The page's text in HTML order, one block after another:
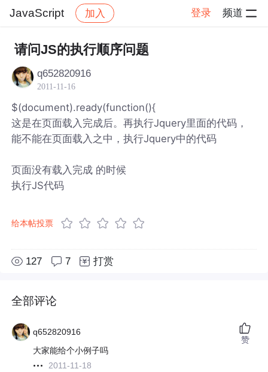
JavaScript 加入 登录 频道
社区 JavaScript 帖子详情
请问JS的执行顺序问题
q652820916
2011-11-16
$(document).ready(function(){
这是在页面载入完成后。再执行Jquery里面的代码，
能不能在页面载入之中，执行Jquery中的代码
页面没有载入完成 的时候
执行JS代码
给本帖投票
127 7 打赏
全部评论
q652820916
大家能给个小例子吗
2011-11-18
赞